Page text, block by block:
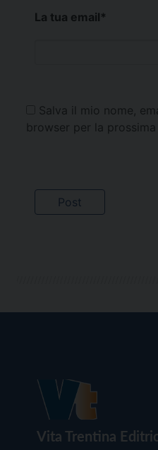
La tua email*
Salva il mio nome,
browser per la
Vita Trentina